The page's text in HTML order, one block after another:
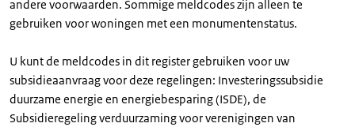
andere voorwaarden. Sommige meldcodes zijn alleen te
gebruiken voor woningen met een monumentenstatus.
U kunt de meldcodes in dit register gebruiken voor uw
subsidieaanvraag voor deze regelingen: Investeringssubsidie
duurzame energie en energiebesparing (ISDE), de
Subsidieregeling verduurzaming voor verenigingen van